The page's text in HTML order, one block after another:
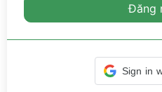
Đăng
Sign in